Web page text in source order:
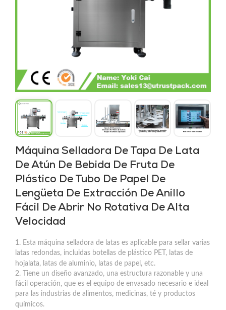
Máquina Selladora De Tapa De Lata
De Atún De Bebida De Fruta De
Plástico De Tubo De Papel De
Lengüeta De Extracción De Anillo
Fácil De Abrir No Rotativa De Alta
Velocidad
1. Esta máquina selladora de latas es aplicable para sellar varias
latas redondas, incluidas botellas de plástico PET, latas de
hojalata, latas de aluminio, latas de papel, etc.
2. Tiene un diseño avanzado, una estructura razonable y una
fácil operación, que es el equipo de envasado necesario e ideal
para las industrias de alimentos, medicinas, té y productos
químicos.